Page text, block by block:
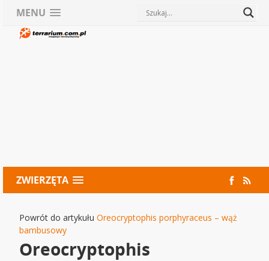
MENU
ZWIERZĘTA
Powrót do artykułuOreocryptophis porphyraceus – wąż
bambusowy
Oreocryptophis